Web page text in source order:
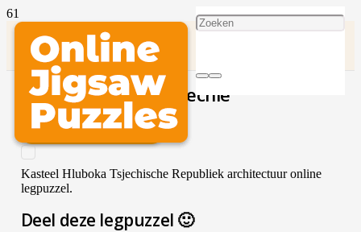
Kasteel Hluboka Tsjechië
Architectuur
SPEEL DEZE PUZZEL
Kasteel Hluboka Tsjechische Republiek architectuur online
legpuzzel.
Deel deze legpuzzel 🙂